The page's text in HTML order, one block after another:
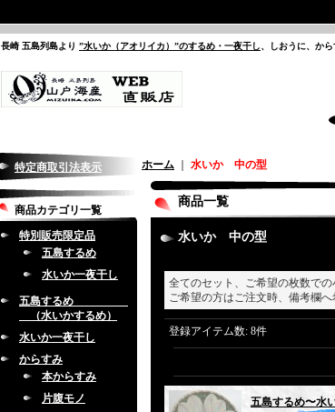
長崎 五島列島より ”水いか（アオリイカ）”のするめ・一夜干し、しおうに、か
特定商取引法表示
商品カテゴリ一覧
特別販売限定品
五島するめ
水いか一夜干し
五島するめ
（水いかするめ）
水いか一夜干し
からすみ
本からすみ
片腹モノ
ホーム 水いか 中の型
商品一覧
水いか 中の型
全てのセット、ご希望の枚数で
ご希望の方はご注文時、備考欄
登録アイテム数: 8件
五島するめ〜